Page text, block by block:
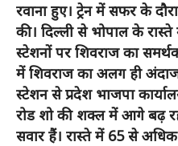
रवाना हुए। ट्रेन में सफर के
की। दिल्ली से भोपाल के
स्टेशनों पर श‍िवराज का
में शिवराज का अलग ही
स्टेशन से प्रदेश भाजपा
रोड शो की शक्ल में आगे बढ़
सवार हैं। रास्ते में 65 से